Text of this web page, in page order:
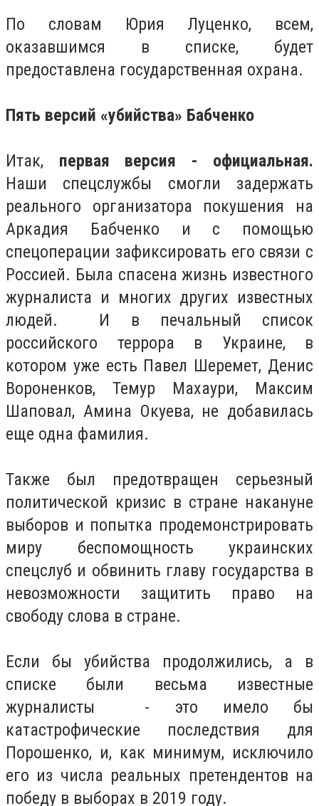
По словам Юрия Луценко, всем,
оказавшимся в списке, будет
предоставлена государственная охрана.
Пять версий «убийства» Бабченко
Итак, первая версия - официальная.
Наши спецслужбы смогли задержать
реального организатора покушения на
Аркадия Бабченко и с помощью
спецоперации зафиксировать его связи с
Россией. Была спасена жизнь известного
журналиста и многих других известных
людей. И в печальный список
российского террора в Украине, в
котором уже есть Павел Шеремет, Денис
Вороненков, Темур Махаури, Максим
Шаповал, Амина Окуева, не добавилась
еще одна фамилия.
Также был предотвращен серьезный
политической кризис в стране накануне
выборов и попытка продемонстрировать
миру беспомощность украинских
спецслуб и обвинить главу государства в
невозможности защитить право на
свободу слова в стране.
Если бы убийства продолжились, а в
списке были весьма известные
журналисты - это имело бы
катастрофические последствия для
Порошенко, и, как минимум, исключило
его из числа реальных претендентов на
победу в выборах в 2019 году.